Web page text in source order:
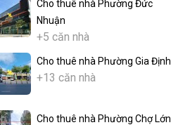
Cho thuê nhà Phường Đức
Nhuận
+5 căn nhà
Cho thuê nhà Phường Gia Định
+13 căn nhà
Cho thuê nhà Phường Chợ Lớn